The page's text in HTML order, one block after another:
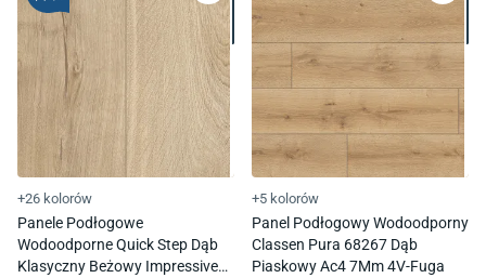
+26 kolorów
Panele Podłogowe
Wodoodporne Quick Step Dąb
Klasyczny Beżowy Impressive
+5 kolorów
Panel Podłogowy Wodoodporny
Classen Pura 68267 Dąb
Piaskowy Ac4 7Mm 4V-Fuga